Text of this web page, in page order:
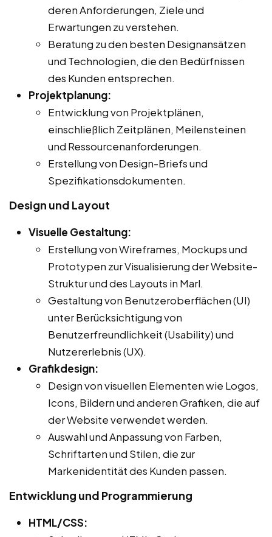
deren Anforderungen, Ziele und
Erwartungen zu verstehen.
Beratung zu den besten Designansätzen
und Technologien, die den Bedürfnissen
des Kunden entsprechen.
Projektplanung:
Entwicklung von Projektplänen,
einschließlich Zeitplänen, Meilensteinen
und Ressourcenanforderungen.
Erstellung von Design-Briefs und
Spezifikationsdokumenten.
Design und Layout
Visuelle Gestaltung:
Erstellung von Wireframes, Mockups und
Prototypen zur Visualisierung der Website-
Struktur und des Layouts in Marl.
Gestaltung von Benutzeroberflächen (UI)
unter Berücksichtigung von
Benutzerfreundlichkeit (Usability) und
Nutzererlebnis (UX).
Grafikdesign:
Design von visuellen Elementen wie Logos,
Icons, Bildern und anderen Grafiken, die auf
der Website verwendet werden.
Auswahl und Anpassung von Farben,
Schriftarten und Stilen, die zur
Markenidentität des Kunden passen.
Entwicklung und Programmierung
HTML/CSS: